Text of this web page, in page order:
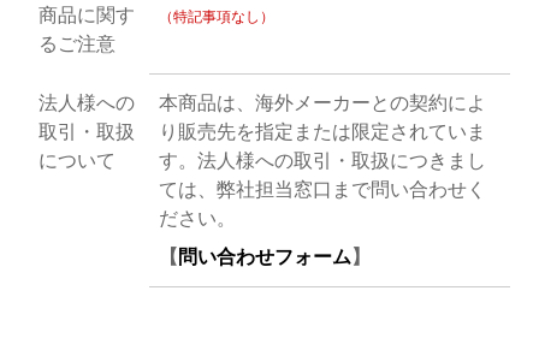
商品に関す
るご注意
（特記事項なし）
法人様への
取引・取扱
について
本商品は、海外メーカーとの契約によ
り販売先を指定または限定されていま
す。法人様への取引・取扱につきまし
ては、弊社担当窓口まで問い合わせく
ださい。
【 問い合わせフォーム 】